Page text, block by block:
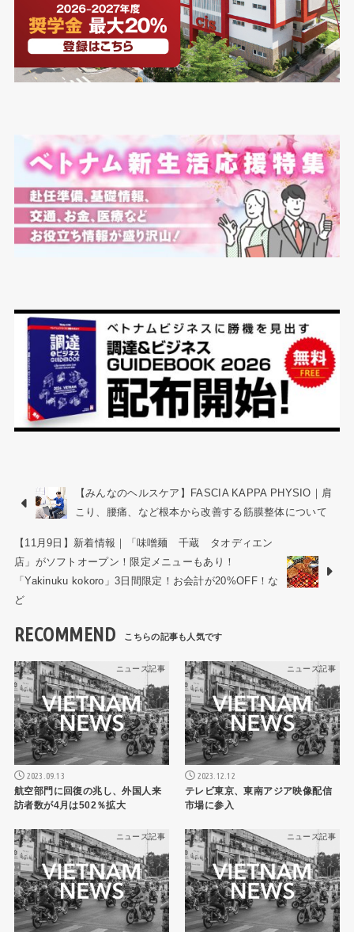
【みんなのヘルスケア】FASCIA KAPPA PHYSIO｜肩
こり、腰痛、など根本から改善する筋膜整体について
【11月9日】新着情報｜「味噌麺 千蔵 タオディエン
店」がソフトオープン！限定メニューもあり！
「Yakinuku kokoro」3日間限定！お会計が20%OFF！な
ど
RECOMMEND
ニュース記事
2023.09.13
航空部門に回復の兆し、外国人来
訪者数が4月は502％拡大
ニュース記事
2023.12.12
テレビ東京、東南アジア映像配信
市場に参入
ニュース記事 ニュース記事